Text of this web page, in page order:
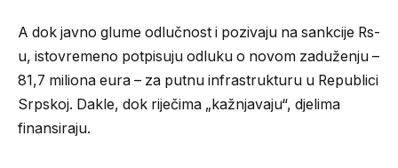
A dok javno glume odlučnost i pozivaju na sankcije Rs-
u, istovremeno potpisuju odluku o novom zaduženju –
81,7 miliona eura – za putnu infrastrukturu u Republici
Srpskoj. Dakle, dok riječima „kažnjavaju“, djelima
finansiraju.